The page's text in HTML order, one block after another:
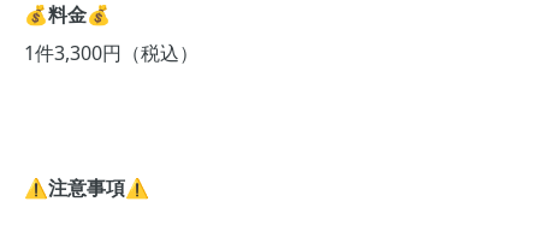
💰料金💰
1件3,300円（税込）
⚠️注意事項⚠️